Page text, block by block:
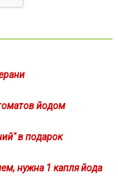
йодом
в подарок
нужна 1 капля йода